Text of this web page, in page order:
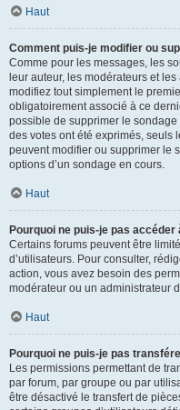
Haut
Comment puis-je modifier ou
Comme pour les messages, les
leur auteur, les modérateurs et
modifiez tout simplement le
obligatoirement associé à ce
possible de supprimer le
des votes ont été exprimés, seuls
peuvent modifier ou supprimer le
options d’un sondage en cours.
Haut
Pourquoi ne puis-je pas accéder
Certains forums peuvent être
d’utilisateurs. Pour consulter,
action, vous avez besoin des
modérateur ou un administrateur
Haut
Pourquoi ne puis-je pas
Les permissions permettant de
par forum, par groupe ou par
être désactivé le transfert de